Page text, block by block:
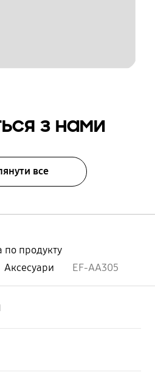
з нами
все
по продукту
Аксесуари EF-AA305